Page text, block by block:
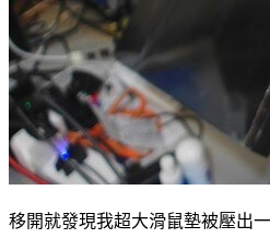
移開就發現我超大滑鼠墊被壓出